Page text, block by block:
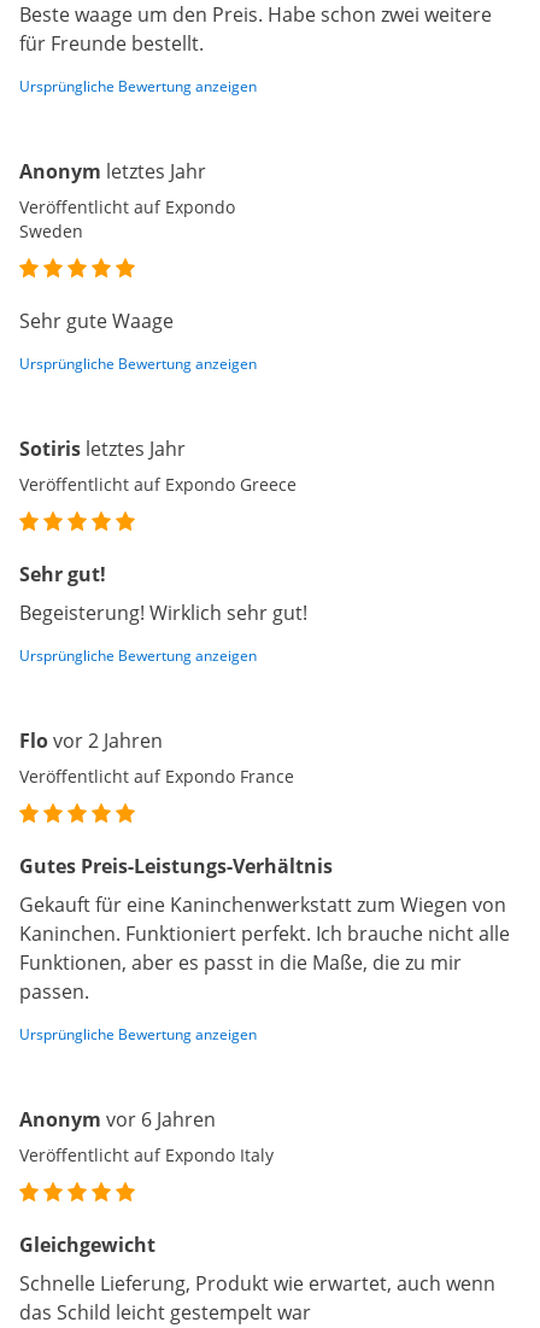
Beste waage um den Preis. Habe schon zwei weitere
für Freunde bestellt.
Ursprüngliche Bewertung anzeigen
Anonym letztes Jahr
Veröffentlicht auf Expondo
Sweden
Sehr gute Waage
Ursprüngliche Bewertung anzeigen
Sotiris letztes Jahr
Veröffentlicht auf Expondo Greece
Sehr gut!
Begeisterung! Wirklich sehr gut!
Ursprüngliche Bewertung anzeigen
Flovor 2 Jahren
Veröffentlicht auf Expondo France
Gutes Preis-Leistungs-Verhältnis
Gekauft für eine Kaninchenwerkstatt zum Wiegen von
Kaninchen. Funktioniert perfekt. Ich brauche nicht alle
Funktionen, aber es passt in die Maße, die zu mir
passen.
Ursprüngliche Bewertung anzeigen
Anonym vor 6 Jahren
Veröffentlicht auf Expondo Italy
Gleichgewicht
Schnelle Lieferung, Produkt wie erwartet, auch wenn
das Schild leicht gestempelt war